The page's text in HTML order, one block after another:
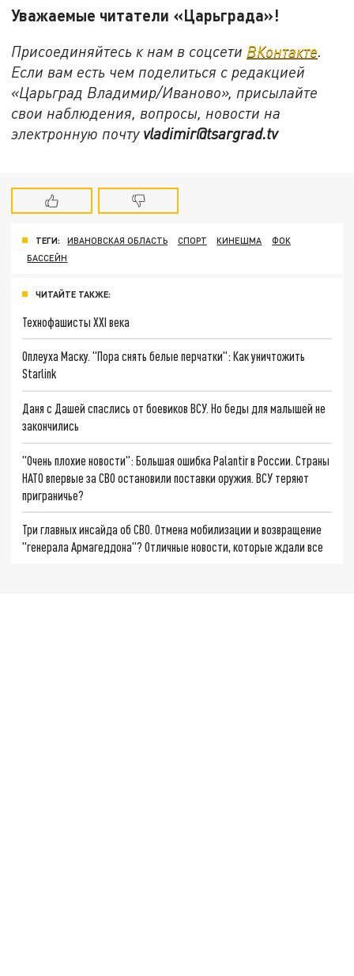
Уважаемые читатели «Царьграда»!
Присоединяйтесь к нам в соцсети ВКонтакте.
Если вам есть чем поделиться с редакцией
«Царьград Владимир/Иваново», присылайте
свои наблюдения, вопросы, новости на
электронную почту vladimir@tsargrad.tv
ТЕГИ: ИВАНОВСКАЯ ОБЛАСТЬ СПОРТ КИНЕШМА
ФОК
БАССЕЙН
ЧИТАЙТЕ ТАКЖЕ:
Технофашисты XXI века
Оплеуха Маску. "Пора снять белые перчатки": Как уничтожить
Starlink
Даня с Дашей спаслись от боевиков ВСУ. Но беды для малышей не
закончились
"Очень плохие новости": Большая ошибка Palantir в России. Страны
НАТО впервые за СВО остановили поставки оружия. ВСУ теряют
приграничье?
Три главных инсайда об СВО. Отмена мобилизации и возвращение
"генерала Армагеддона"? Отличные новости, которые ждали все